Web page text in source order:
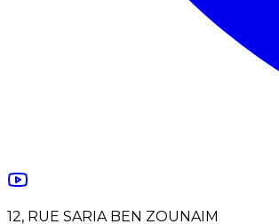
12, RUE SARIA BEN ZOUNAIM